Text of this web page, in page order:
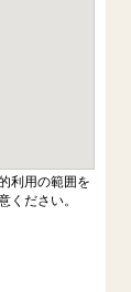
利用の範囲を
ください。